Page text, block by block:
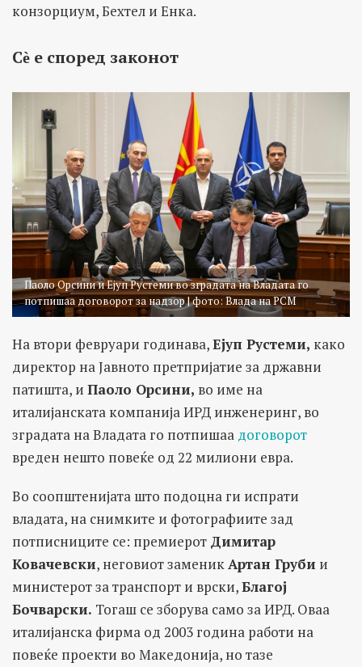
конзорциум, Бехтел и Енка.
Сѐ е според законот
Паоло Орсини и Ејуп Рустеми во зградата на Владата го
потпишаа договорот за надзор | фото: Влада на РСМ
На втори февруари годинава,Ејуп Рустеми, како
директор на Јавното претпријатие за државни
патишта, и Паоло Орсини, во име на
италијанската компанија ИРД инженеринг, во
зградата на Владата го потпишаа договорот
вреден нешто повеќе од 22 милиони евра.
Во соопштенијата што подоцна ги испрати
владата, на снимките и фотографиите зад
потписниците се: премиерот Димитар
Ковачевски, неговиот заменикАртан Груби и
министерот за транспорт и врски,Благој
Бочварски. Toгаш се зборува само за ИРД. Оваа
италијанска фирма од 2003 година работи на
повеќе проекти во Македонија, но тазе